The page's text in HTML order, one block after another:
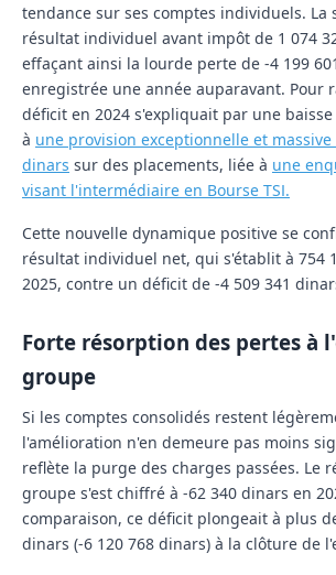
tendance sur ses comptes individuels. La
résultat individuel avant impôt de 1 074
effaçant ainsi la lourde perte de -4 199
enregistrée une année auparavant. Pour
déficit en 2024 s'expliquait par une
à une provision exceptionnelle et
dinars sur des placements, liée à une
visant l'intermédiaire en Bourse TSI.
Cette nouvelle dynamique positive se
résultat individuel net, qui s'établit à 754
2025, contre un déficit de -4 509 341
Forte résorption des pertes à
groupe
Si les comptes consolidés restent
l'amélioration n'en demeure pas moins
reflète la purge des charges passées. Le
groupe s'est chiffré à -62 340 dinars en
comparaison, ce déficit plongeait à plus
dinars (-6 120 768 dinars) à la clôture de